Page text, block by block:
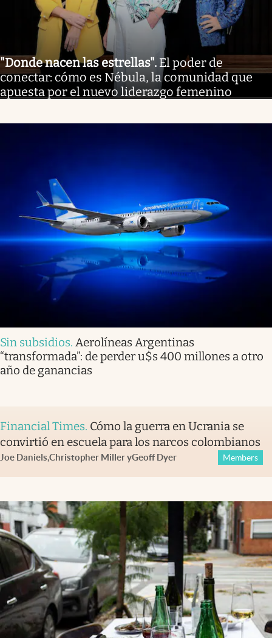
"Donde nacen las estrellas". El poder de
conectar: cómo es Nébula, la comunidad que
apuesta por el nuevo liderazgo femenino
Sin subsidios. Aerolíneas Argentinas
“transformada”: de perder u$s 400 millones a otro
año de ganancias
Financial Times. Cómo la guerra en Ucrania se
convirtió en escuela para los narcos colombianos
Joe Daniels,Christopher MilleryGeoff Dyer Members